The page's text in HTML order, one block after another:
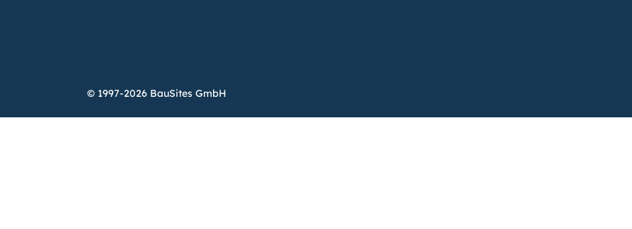
© 1997-2026 BauSites GmbH